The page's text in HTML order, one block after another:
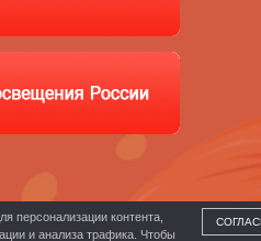
персонализации контента,
и анализа трафика. Чтобы